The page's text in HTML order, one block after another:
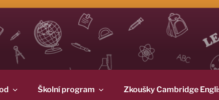
Školní program Zkoušky Cambridge